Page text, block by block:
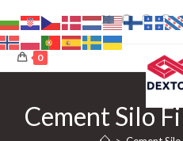
naar
inhoud
0
Cement Silo